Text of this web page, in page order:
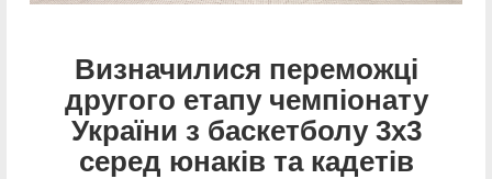
Визначилися переможці
другого етапу чемпіонату
України з баскетболу 3х3
серед юнаків та кадетів